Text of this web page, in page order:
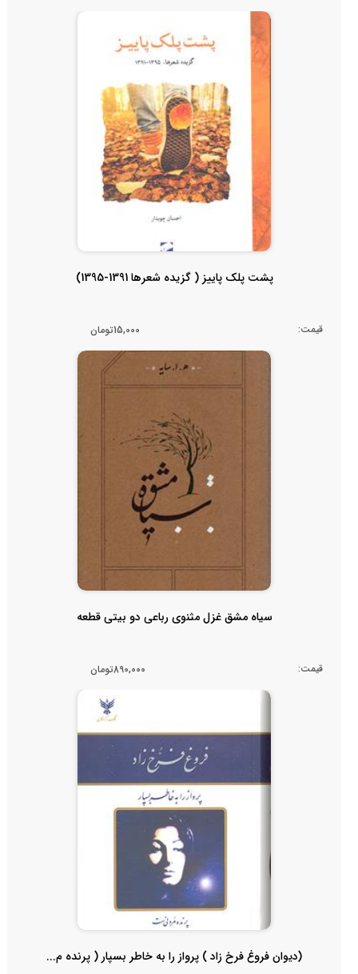
پشت پلک پاییز ( گزیده شعرها 1391-1395)
قیمت: 15,000تومان
سیاه مشق غزل مثنوی رباعی دو بیتی قطعه
قیمت: 890,000تومان
(دیوان فروغ فرخ زاد ) پرواز را به خاطر بسپار ( پرنده م...